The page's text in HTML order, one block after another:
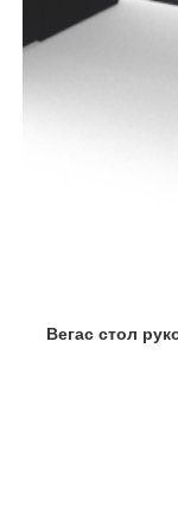
Вегас стол